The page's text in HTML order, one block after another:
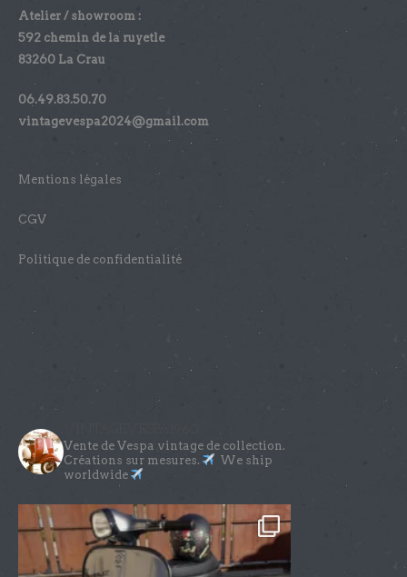
Atelier / showroom :
592 chemin de la ruyetle
83260 La Crau
06.49.83.50.70
vintagevespa2024@gmail.com
Mentions légales
CGV
Politique de confidentialité
Vente de Vespa vintage de collection.
Créations sur mesures.
We ship
worldwide